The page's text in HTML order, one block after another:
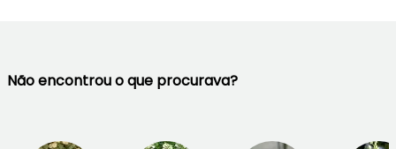
Não encontrou o que procurava?